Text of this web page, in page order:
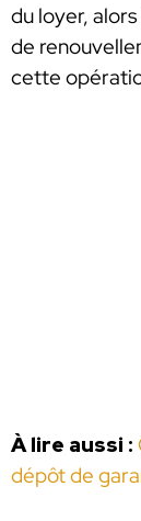
du loyer,
de
cette
À lire aussi :
dépôt de